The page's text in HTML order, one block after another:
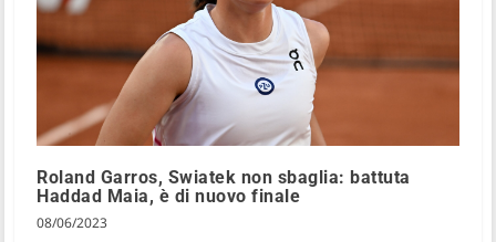
Roland Garros, Swiatek non sbaglia: battuta
Haddad Maia, è di nuovo finale
08/06/2023